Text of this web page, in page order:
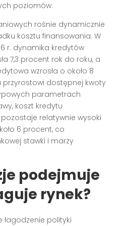
poziomów.
rośnie dynamicznie
kosztu finansowania. W
r. dynamika kredytów
7,3 procent rok do roku, a
wzrosła o około 8
dostępnej kwoty
parametrach
koszt kredytu
relatywnie wysoki
6 procent, co
stawki i marży
podejmuje
rynek?
łagodzenie polityki